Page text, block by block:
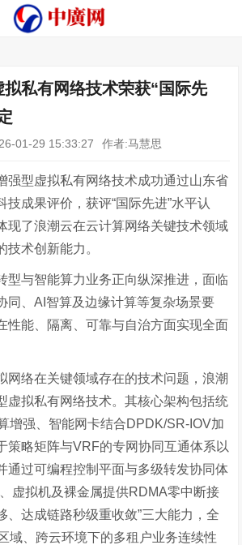
私有网络技术荣获“国际先
01-29 15:33:27 作者:马慧思
强型虚拟私有网络技术成功通过山东省
技成果评价，获评“国际先进”水平认
现了浪潮云在云计算网络关键技术领域
技术创新能力。
型与智能算力业务正向纵深推进，面临
同、AI智算及边缘计算等复杂场景要
性能、隔离、可靠与自治方面实现全面
网络在关键领域存在的技术问题，浪潮
虚拟私有网络技术。其核心架构包括统
增强、智能网卡结合DPDK/SR-IOV加
策略矩阵与VRF的专网协同互通体系以
通过可编程控制平面与多级转发协同体
虚拟机及裸金属提供RDMA零中断接
、达成链路秒级重收敛”三大能力，全
域、跨云环境下的多租户业务连续性